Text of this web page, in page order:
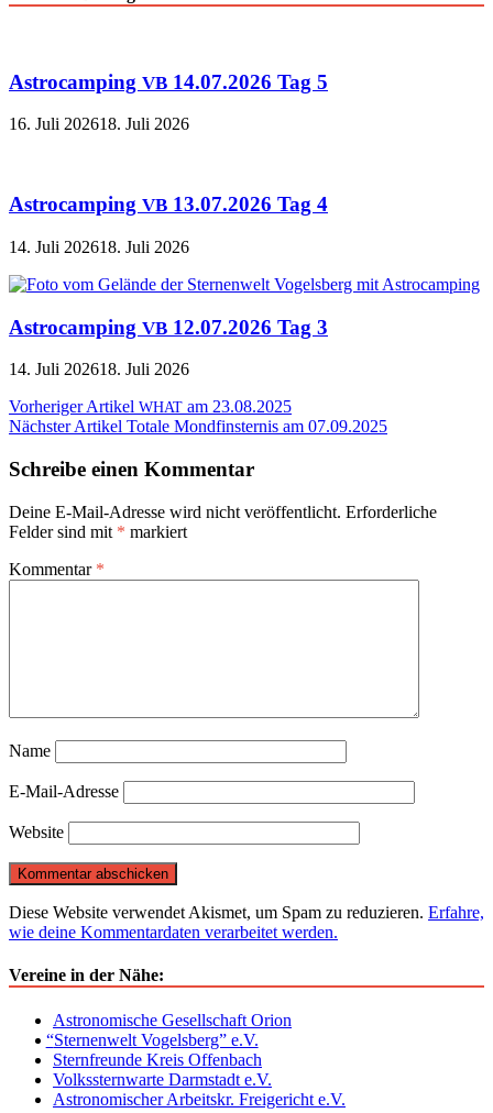
Astrocamping VB 14.07.2026 Tag 5
16. Juli 202618. Juli 2026
Astrocamping VB 13.07.2026 Tag 4
14. Juli 202618. Juli 2026
Astrocamping VB 12.07.2026 Tag 3
14. Juli 202618. Juli 2026
Beitragsnavigation
Vorheriger Artikel WHAT am 23.08.2025
Nächster Artikel Totale Mondfinsternis am 07.09.2025
Schreibe einen Kommentar
Deine E-Mail-Adresse wird nicht veröffentlicht. Erforderliche
Felder sind mit * markiert
Kommentar *
Name
E-Mail-Adresse
Website
Diese Website verwendet Akismet, um Spam zu reduzieren. Erfahre,
wie deine Kommentardaten verarbeitet werden.
Vereine in der Nähe:
Astronomische Gesellschaft Orion
“Sternenwelt Vogelsberg” e.V.
Sternfreunde Kreis Offenbach
Volkssternwarte Darmstadt e.V.
Astronomischer Arbeitskr. Freigericht e.V.